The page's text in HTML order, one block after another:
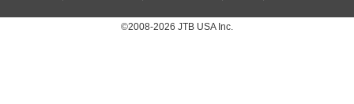
©2008-2026 JTB USA Inc.